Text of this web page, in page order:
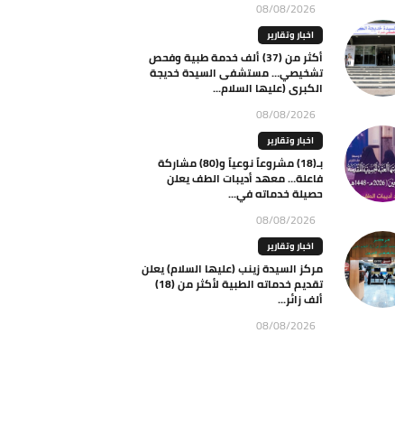
08/08/2026
اخبار وتقارير
أكثر من (37) ألف خدمة طبية وفحص
تشخيصي… مستشفى السيدة خديجة
الكبرى (عليها السلام...
08/08/2026
اخبار وتقارير
بـ(18) مشروعاً نوعياً و(80) مشاركة
فاعلة… معهد أديبات الطف يعلن
حصيلة خدماته في...
08/08/2026
اخبار وتقارير
مركز السيدة زينب (عليها السلام) يعلن
تقديم خدماته الطبية لأكثر من (18)
ألف زائر...
08/08/2026